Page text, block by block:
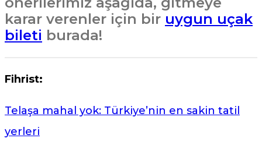
karar verenler için bir uygun uçak
bileti burada!
Fihrist:
Telaşa mahal yok: Türkiye’nin en sakin tatil
yerleri